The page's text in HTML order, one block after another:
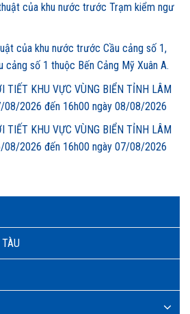
của khu nước trước Trạm kiểm ngư
của khu nước trước Cầu cảng số 1,
số 1 thuộc Bến Cảng Mỹ Xuân A.
TIẾT KHU VỰC VÙNG BIỂN TỈNH LÂM
08/2026 đến 16h00 ngày 08/08/2026
TIẾT KHU VỰC VÙNG BIỂN TỈNH LÂM
08/2026 đến 16h00 ngày 07/08/2026